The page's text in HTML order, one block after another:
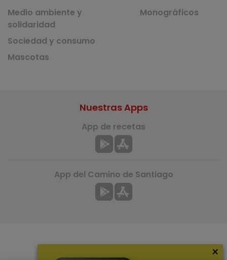
Medio ambiente y
solidaridad
Sociedad y consumo
Mascotas
Monográficos
Nuestras Apps
App de recetas
App del Camino de Santiago
×